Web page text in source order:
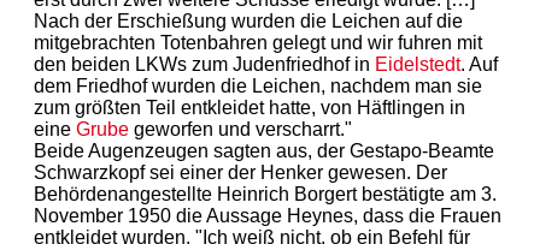
Nach der Erschießung wurden die Leichen auf die
mitgebrachten Totenbahren gelegt und wir fuhren mit
den beiden LKWs zum Judenfriedhof in Eidelstedt. Auf
dem Friedhof wurden die Leichen, nachdem man sie
zum größten Teil entkleidet hatte, von Häftlingen in
eine Grube geworfen und verscharrt."
Beide Augenzeugen sagten aus, der Gestapo-Beamte
Schwarzkopf sei einer der Henker gewesen. Der
Behördenangestellte Heinrich Borgert bestätigte am 3.
November 1950 die Aussage Heynes, dass die Frauen
entkleidet wurden. "Ich weiß nicht, ob ein Befehl für